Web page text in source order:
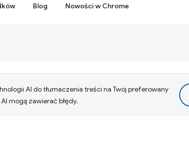
Blog Nowości w Chrome
AI do tłumaczenia treści na Twój preferowany
mogą zawierać błędy.